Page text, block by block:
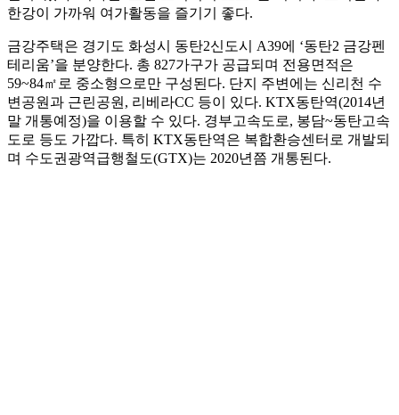
한강이 가까워 여가활동을 즐기기 좋다.
금강주택은 경기도 화성시 동탄2신도시 A39에 ‘동탄2 금강펜
테리움’을 분양한다. 총 827가구가 공급되며 전용면적은
59~84㎡로 중소형으로만 구성된다. 단지 주변에는 신리천 수
변공원과 근린공원, 리베라CC 등이 있다. KTX동탄역(2014년
말 개통예정)을 이용할 수 있다. 경부고속도로, 봉담~동탄고속
도로 등도 가깝다. 특히 KTX동탄역은 복합환승센터로 개발되
며 수도권광역급행철도(GTX)는 2020년쯤 개통된다.